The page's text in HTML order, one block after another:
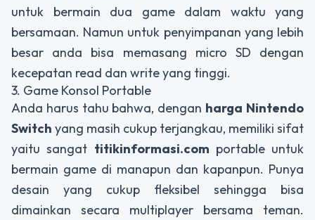
untuk bermain dua game dalam waktu yang
bersamaan. Namun untuk penyimpanan yang lebih
besar anda bisa memasang micro SD dengan
kecepatan read dan write yang tinggi.
3. Game Konsol Portable
Anda harus tahu bahwa, dengan harga Nintendo
Switch yang masih cukup terjangkau, memiliki sifat
yaitu sangat titikinformasi.com portable untuk
bermain game di manapun dan kapanpun. Punya
desain yang cukup fleksibel sehingga bisa
dimainkan secara multiplayer bersama teman.